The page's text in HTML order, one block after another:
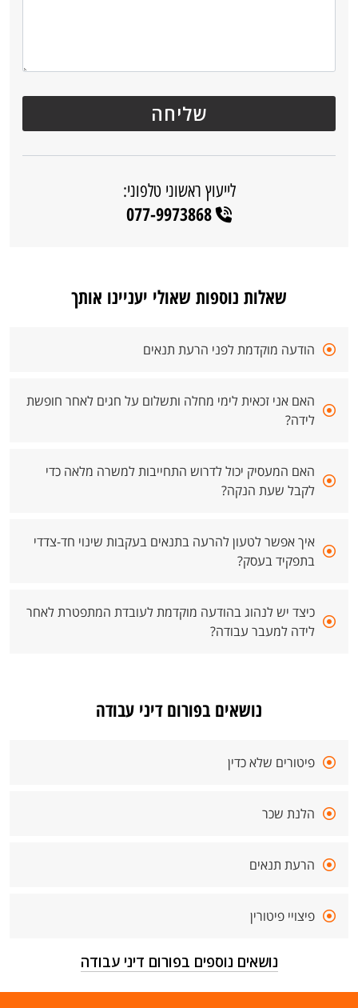
לייעוץ ראשוני טלפוני:
077-9973868
שאלות נוספות שאולי יעניינו אותך
הודעה מוקדמת לפני הרעת תנאים
האם אני זכאית לימי מחלה ותשלום על חגים לאחר חופשת
לידה?
האם המעסיק יכול לדרוש התחייבות למשרה מלאה כדי
לקבל שעת הנקה?
איך אפשר לטעון להרעה בתנאים בעקבות שינוי חד-צדדי
בתפקיד בעסק?
כיצד יש לנהוג בהודעה מוקדמת לעובדת המתפטרת לאחר
לידה למעבר עבודה?
נושאים בפורום דיני עבודה
פיטורים שלא כדין
הלנת שכר
הרעת תנאים
פיצויי פיטורין
נושאים נוספים בפורום דיני עבודה